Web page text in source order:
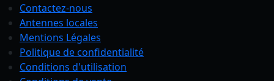
Contactez-nous
Antennes locales
Mentions Légales
Politique de confidentialité
Conditions d'utilisation